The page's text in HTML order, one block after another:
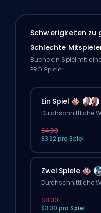
Schwierigkeiten zu
Schlechte
Buche ein Spiel mit
PRO‑Spieler.
Ein Spiel
Durchschnittliche
$4.00
$3.32 pro Spiel
Zwei Spiele
Durchschnittliche
$8.00
$3.00 pro Spiel